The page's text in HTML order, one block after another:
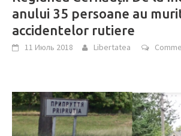
anului 35 persoane au
accidentelor rutiere
11 Июль 2018 Libertatea